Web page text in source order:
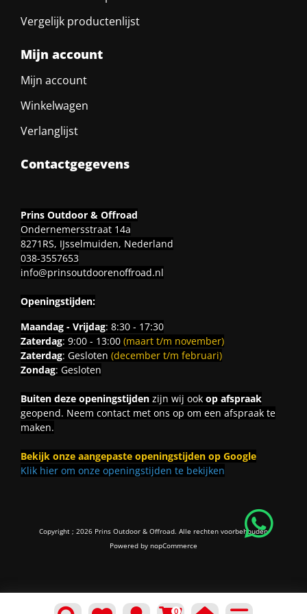
0
Vergelijk productenlijst
Mijn account
Mijn account
Winkelwagen
Verlanglijst
Contactgegevens
Prins Outdoor & Offroad
Ondernemersstraat 14a
8271RS, IJsselmuiden, Nederland
038-3557653
info@prinsoutdoorenoffroad.nl
Openingstijden:
Maandag - Vrijdag: 8:30 - 17:30
Zaterdag: 9:00 - 13:00 (maart t/m november)
Zaterdag: Gesloten (december t/m februari)
Zondag: Gesloten
Buiten deze openingstijdenzijn wij ook op afspraak
geopend. Neem contact met ons op om een afspraak te
maken.
Bekijk onze aangepaste openingstijden op Google
Klik hier om onze openingstijden te bekijken
Copyright ; 2026 Prins Outdoor & Offroad. Alle rechten voorbehouden
Powered by nopCommerce